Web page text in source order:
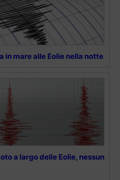
in mare alle Eolie nella notte
a largo delle Eolie, nessun